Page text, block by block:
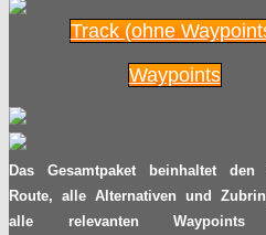
vonRadpilot |
TV Tipp: Auf dem
vonRadpilot |
Track (ohne
Waypoints
Das Gesamtpaket beinhaltet
Route, alle Alternativen und
alle relevanten Waypoints